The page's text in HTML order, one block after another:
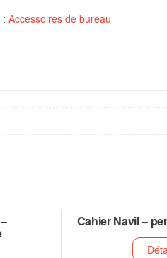
: Accessoires de bureau
Cahier Navil –